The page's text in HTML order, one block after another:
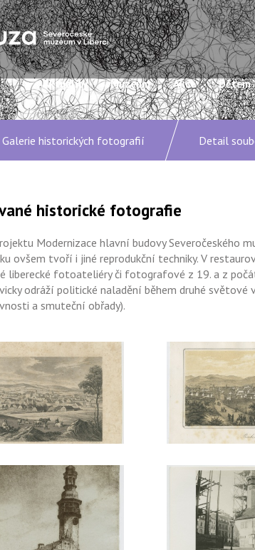
Aktuality Muzeum Akce Dětem
Galerie historických fotografií Detail
historické fotografie
Modernizace hlavní budovy Severočeského
ovšem tvoří i jiné reprodukční techniky. V
liberecké fotoateliéry či fotografové z 19. a z
odráží politické naladění během druhé
a smuteční obřady).